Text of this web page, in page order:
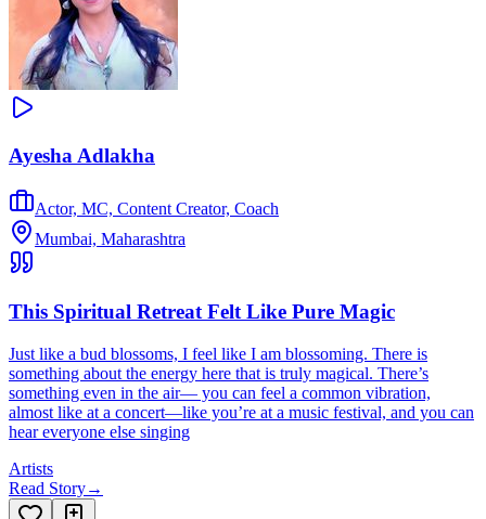
Ayesha Adlakha
Actor, MC, Content Creator, Coach
Mumbai, Maharashtra
This Spiritual Retreat Felt Like Pure Magic
Just like a bud blossoms, I feel like I am blossoming. There is
something about the energy here that is truly magical. There’s
something even in the air— you can feel a common vibration,
almost like at a concert—like you’re at a music festival, and you can
hear everyone else singing
Artists
Read Story→